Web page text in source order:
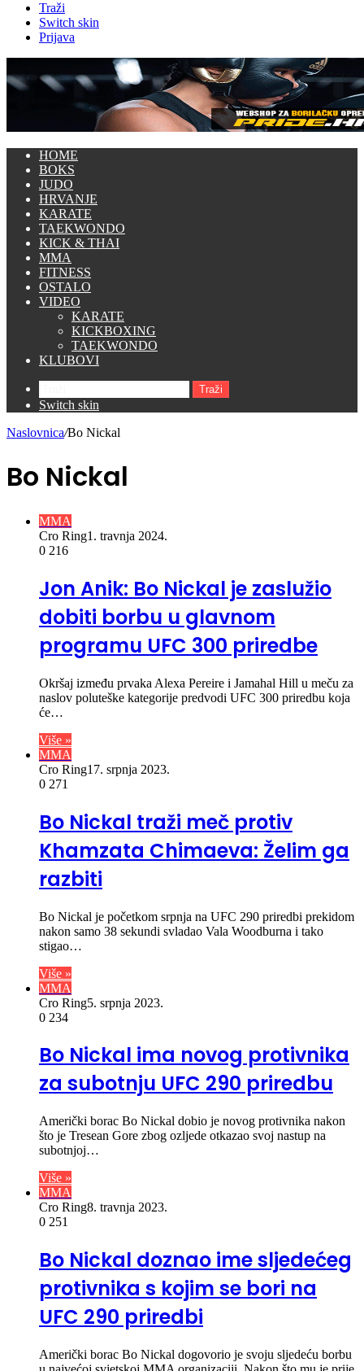
Traži
Switch skin
Prijava
HOME
BOKS
JUDO
HRVANJE
KARATE
TAEKWONDO
KICK & THAI
MMA
FITNESS
OSTALO
VIDEO
KARATE
KICKBOXING
TAEKWONDO
KLUBOVI
Traži
Switch skin
Naslovnica/Bo Nickal
Bo Nickal
MMA
Cro Ring1. travnja 2024.
0 216
Jon Anik: Bo Nickal je zaslužio
dobiti borbu u glavnom
programu UFC 300 priredbe
Okršaj između prvaka Alexa Pereire i Jamahal Hill u meču za
naslov poluteške kategorije predvodi UFC 300 priredbu koja
će…
Više »
MMA
Cro Ring17. srpnja 2023.
0 271
Bo Nickal traži meč protiv
Khamzata Chimaeva: Želim ga
razbiti
Bo Nickal je početkom srpnja na UFC 290 priredbi prekidom
nakon samo 38 sekundi svladao Vala Woodburna i tako
stigao…
Više »
MMA
Cro Ring5. srpnja 2023.
0 234
Bo Nickal ima novog protivnika
za subotnju UFC 290 priredbu
Američki borac Bo Nickal dobio je novog protivnika nakon
što je Tresean Gore zbog ozljede otkazao svoj nastup na
subotnjoj…
Više »
MMA
Cro Ring8. travnja 2023.
0 251
Bo Nickal doznao ime sljedećeg
protivnika s kojim se bori na
UFC 290 priredbi
Američki borac Bo Nickal dogovorio je svoju sljedeću borbu